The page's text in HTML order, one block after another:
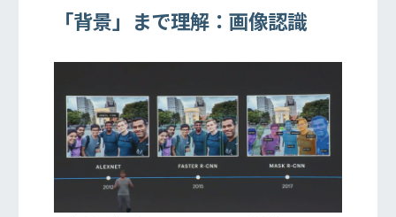
「背景」まで理解：画像認識